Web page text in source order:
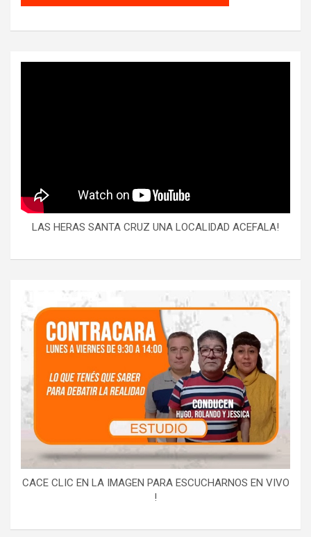
LAS HERAS SANTA CRUZ UNA LOCALIDAD ACEFALA!
CACE CLIC EN LA IMAGEN PARA ESCUCHARNOS EN VIVO
!